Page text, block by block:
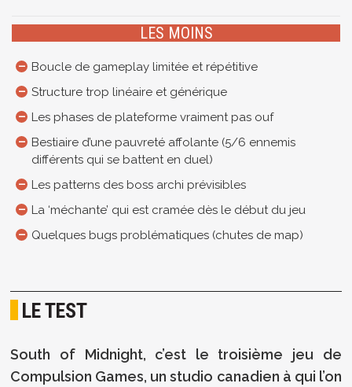
LES MOINS
Boucle de gameplay limitée et répétitive
Structure trop linéaire et générique
Les phases de plateforme vraiment pas ouf
Bestiaire d’une pauvreté affolante (5/6 ennemis
différents qui se battent en duel)
Les patterns des boss archi prévisibles
La ‘méchante’ qui est cramée dès le début du jeu
Quelques bugs problématiques (chutes de map)
LE TEST
South of Midnight, c’est le troisième jeu de
Compulsion Games, un studio canadien à qui l’on